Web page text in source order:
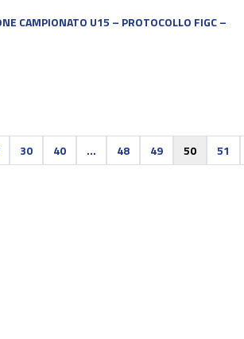
CAMPIONATO U15 – PROTOCOLLO FIGC –
30 40 ... 48 49 50 51